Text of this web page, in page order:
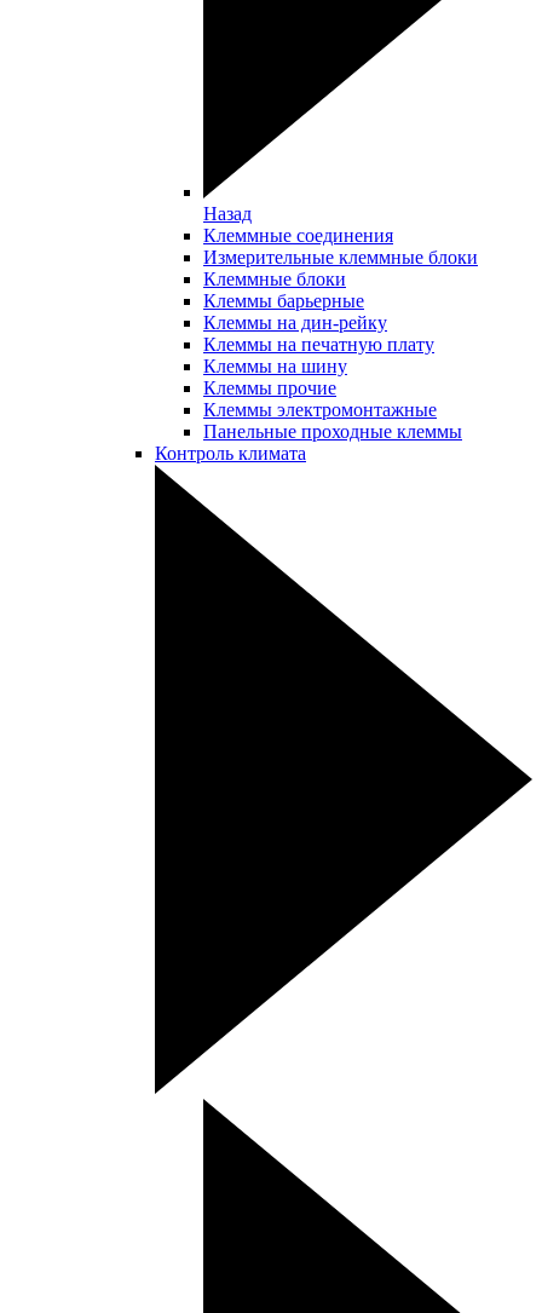
Назад
Клеммные соединения
Измерительные клеммные блоки
Клеммные блоки
Клеммы барьерные
Клеммы на дин-рейку
Клеммы на печатную плату
Клеммы на шину
Клеммы прочие
Клеммы электромонтажные
Панельные проходные клеммы
Контроль климата